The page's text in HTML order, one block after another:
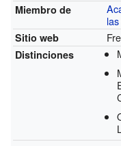
Miembro de
Sitio web
Distinciones